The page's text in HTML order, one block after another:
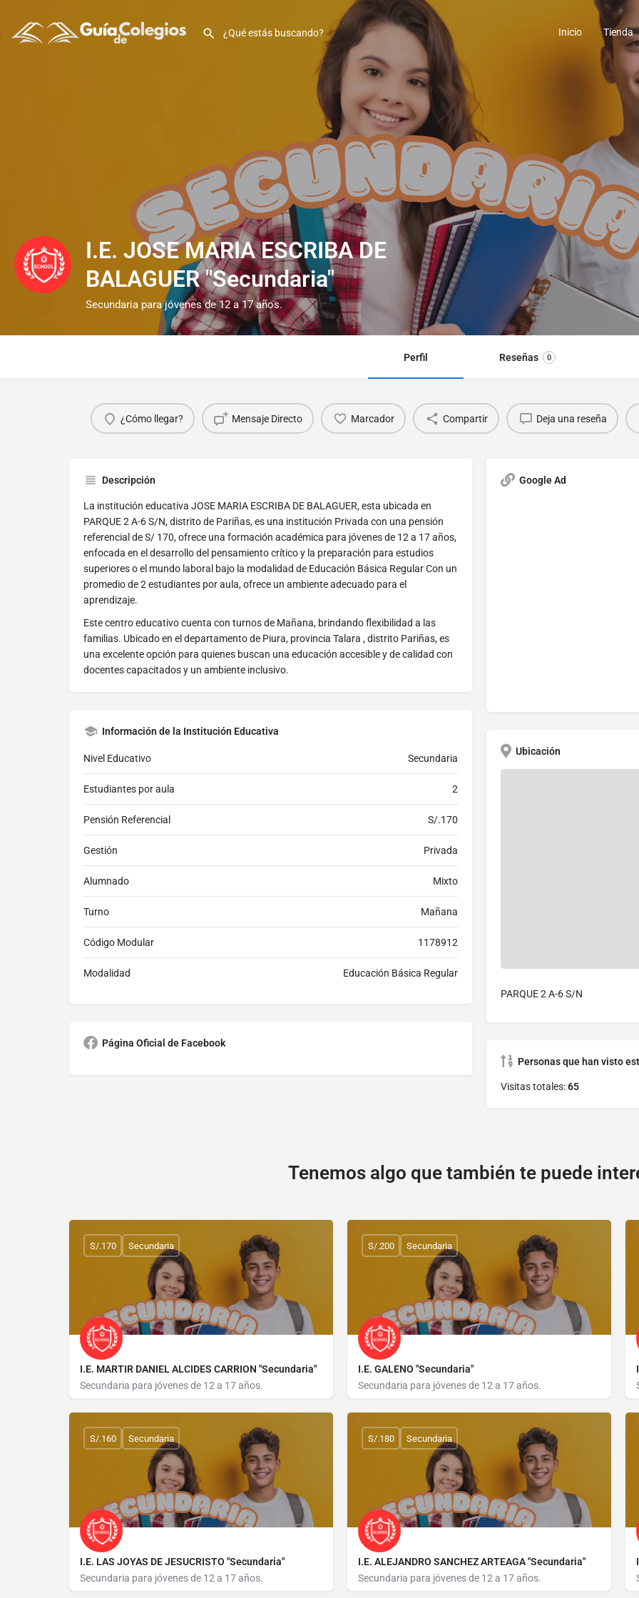
Inicio Tienda
I.E. JOSE MARIA ESCRIBA DE
BALAGUER "Secundaria"
Secundaria para jóvenes de 12 a 17 años.
Perfil Reseñas 0
¿Cómo llegar? Mensaje Directo Marcador Compartir Deja una reseña
Descripción
La institución educativa JOSE MARIA ESCRIBA DE BALAGUER, esta ubicada en
PARQUE 2 A-6 S/N, distrito de Pariñas, es una institución Privada con una pensión
referencial de S/ 170, ofrece una formación académica para jóvenes de 12 a 17 años,
enfocada en el desarrollo del pensamiento crítico y la preparación para estudios
superiores o el mundo laboral bajo la modalidad de Educación Básica Regular Con un
promedio de 2 estudiantes por aula, ofrece un ambiente adecuado para el
aprendizaje.
Este centro educativo cuenta con turnos de Mañana, brindando flexibilidad a las
familias. Ubicado en el departamento de Piura, provincia Talara , distrito Pariñas, es
una excelente opción para quienes buscan una educación accesible y de calidad con
docentes capacitados y un ambiente inclusivo.
Información de la Institución Educativa
Nivel Educativo Secundaria
Estudiantes por aula 2
Pensión Referencial S/.170
Gestión Privada
Alumnado Mixto
Turno Mañana
Código Modular 1178912
Modalidad Educación Básica Regular
Página Oficial de Facebook
Google Ad
Ubicación
PARQUE 2 A-6 S/N
Personas que han visto
Visitas totales:65
Tenemos algo que también te puede
I.E. MARTIR DANIEL ALCIDES CARRION "Secundaria"
Secundaria para jóvenes de 12 a 17 años.
S/.170 Secundaria
I.E. GALENO "Secundaria"
Secundaria para jóvenes de 12 a 17 años.
S/.200 Secundaria
I.E. LAS JOYAS DE JESUCRISTO "Secundaria"
Secundaria para jóvenes de 12 a 17 años.
S/.160 Secundaria
I.E. ALEJANDRO SANCHEZ ARTEAGA "Secundaria"
Secundaria para jóvenes de 12 a 17 años.
S/.180 Secundaria